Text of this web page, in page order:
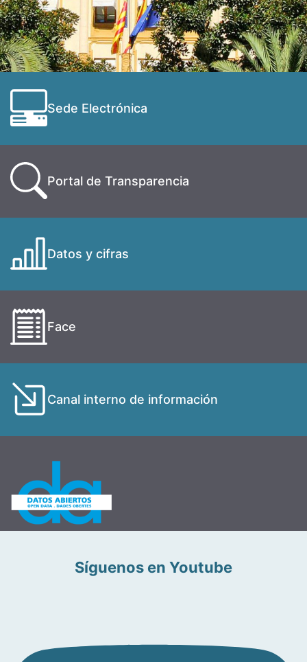
Sede Electrónica
Portal de Transparencia
Datos y cifras
Face
Canal interno de información
Síguenos en Youtube